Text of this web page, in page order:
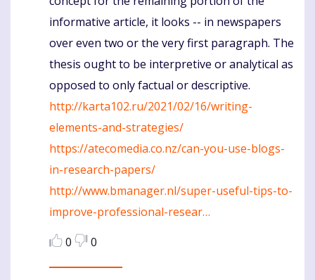
informative article, it looks -- in newspapers
over even two or the very first paragraph. The
thesis ought to be interpretive or analytical as
opposed to only factual or descriptive.
http://karta102.ru/2021/02/16/writing-
elements-and-strategies/
https://atecomedia.co.nz/can-you-use-blogs-
in-research-papers/
http://www.bmanager.nl/super-useful-tips-to-
improve-professional-resear…
0
0